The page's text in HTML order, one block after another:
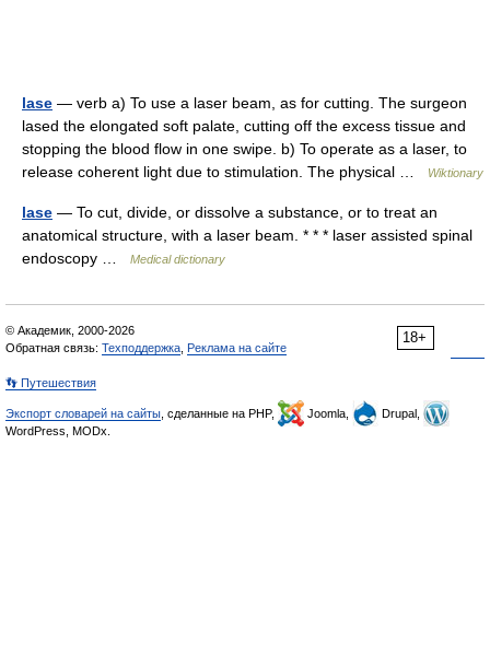
lase — verb a) To use a laser beam, as for cutting. The surgeon
lased the elongated soft palate, cutting off the excess tissue and
stopping the blood flow in one swipe. b) To operate as a laser, to
release coherent light due to stimulation. The physical …
Wiktionary
lase — To cut, divide, or dissolve a substance, or to treat an
anatomical structure, with a laser beam. * * * laser assisted spinal
endoscopy …
Medical dictionary
18+
© Академик, 2000-2026
Обратная связь: Техподдержка Реклама на сайте
👣 Путешествия
Экспорт словарей на сайты , сделанные на PHP, Joomla,
Drupal,
WordPress, MODx.